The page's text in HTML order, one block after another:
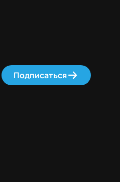
Подписаться